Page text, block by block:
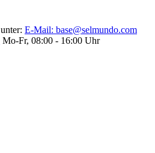
E-Mail: base@selmundo.com
Mo-Fr, 08:00 - 16:00 Uhr